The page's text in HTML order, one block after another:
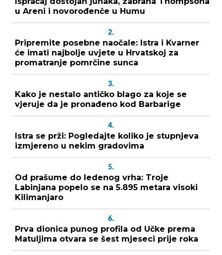
u Areni i novorođenče u Humu
2.
Pripremite posebne naočale: Istra i Kvarner
će imati najbolje uvjete u Hrvatskoj za
promatranje pomrčine sunca
3.
Kako je nestalo antičko blago za koje se
vjeruje da je pronađeno kod Barbarige
4.
Istra se prži: Pogledajte koliko je stupnjeva
izmjereno u nekim gradovima
5.
Od prašume do ledenog vrha: Troje
Labinjana popelo se na 5.895 metara visoki
Kilimanjaro
6.
Prva dionica punog profila od Učke prema
Matuljima otvara se šest mjeseci prije roka